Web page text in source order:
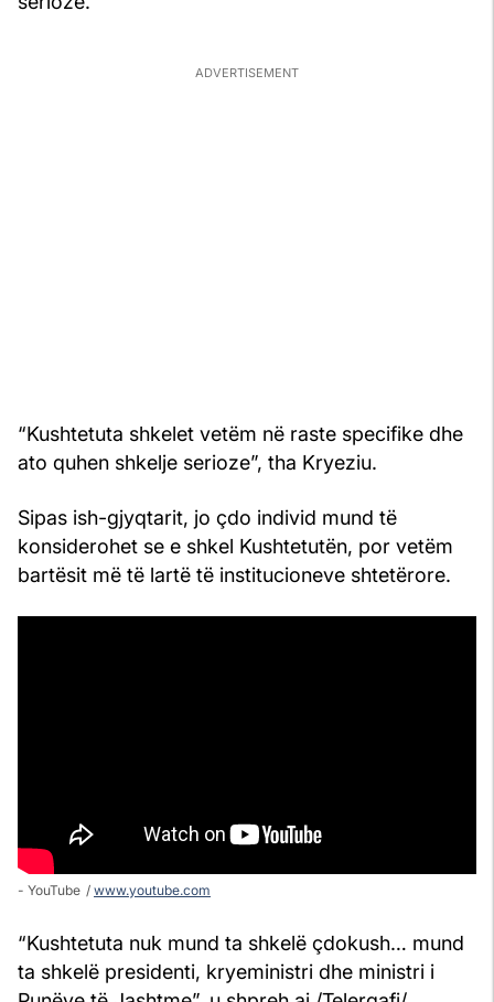
“Kushtetuta shkelet vetëm në raste specifike dhe
ato quhen shkelje serioze”, tha Kryeziu.
Sipas ish-gjyqtarit, jo çdo individ mund të
konsiderohet se e shkel Kushtetutën, por vetëm
bartësit më të lartë të institucioneve shtetërore.
- YouTube www.youtube.com
“Kushtetuta nuk mund ta shkelë çdokush… mund
ta shkelë presidenti, kryeministri dhe ministri i